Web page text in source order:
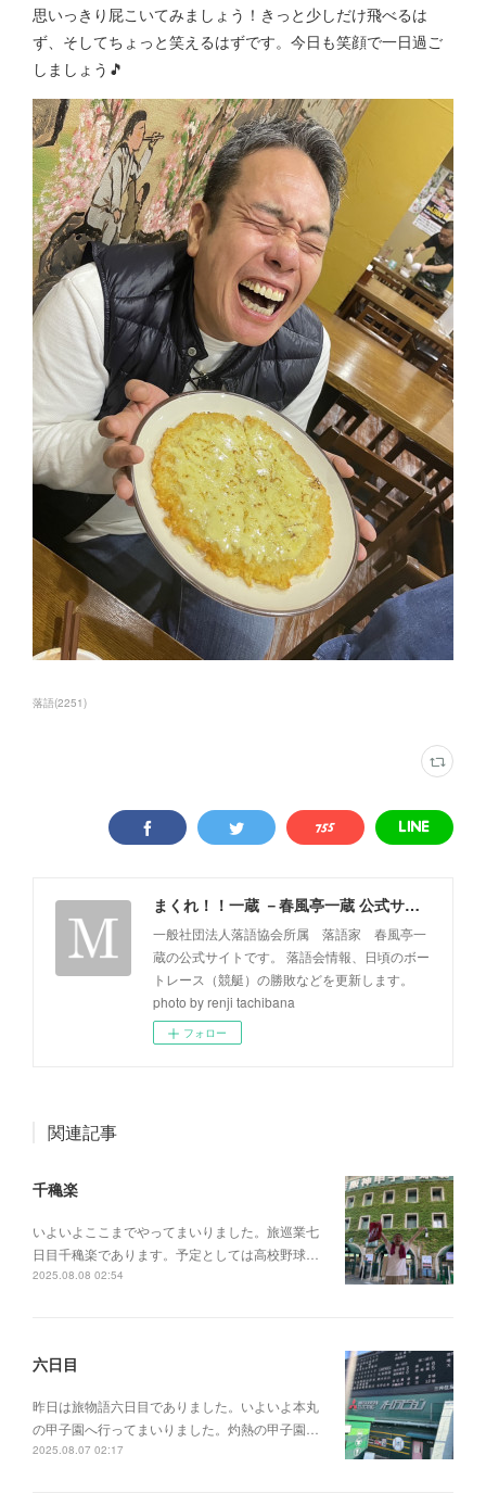
思いっきり屁こいてみましょう！きっと少しだけ飛べるは
ず、そしてちょっと笑えるはずです。今日も笑顔で一日過ご
しましょう🎵
落語(2251)
まくれ！！一蔵 －春風亭一蔵 公式サイト－
一般社団法人落語協会所属 落語家 春風亭一
蔵の公式サイトです。 落語会情報、日頃のボー
トレース（競艇）の勝敗などを更新します。
photo by renji tachibana
フォロー
関連記事
千穐楽
いよいよここまでやってまいりました。旅巡業七
日目千穐楽であります。予定としては高校野球…
2025.08.08 02:54
六日目
昨日は旅物語六日目でありました。いよいよ本丸
の甲子園へ行ってまいりました。灼熱の甲子園…
2025.08.07 02:17